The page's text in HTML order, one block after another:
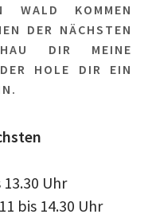
KOMMEN
DER NÄCHSTEN
DIR MEINE
HOLE DIR EIN
Uhr
bis 14.30 Uhr